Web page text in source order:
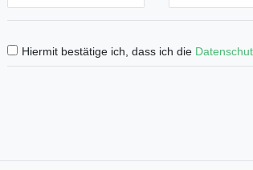
Hiermit bestätige ich, dass ich die